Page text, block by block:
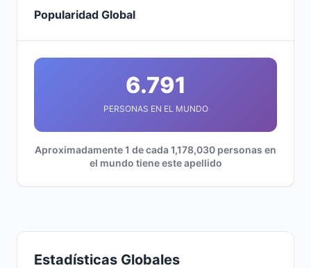
Popularidad Global
6.791
PERSONAS EN EL MUNDO
Aproximadamente 1 de cada 1,178,030 personas en
el mundo tiene este apellido
Estadísticas Globales